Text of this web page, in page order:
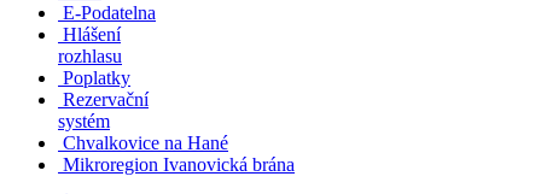
E-Podatelna
Hlášení
rozhlasu
Poplatky
Rezervační
systém
Chvalkovice na Hané
Mikroregion Ivanovická brána